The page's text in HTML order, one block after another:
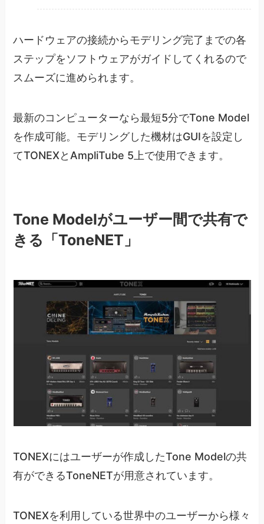
ハードウェアの接続からモデリング完了までの各
ステップをソフトウェアがガイドしてくれるので
スムーズに進められます。
最新のコンピューターなら最短5分でTone Model
を作成可能。モデリングした機材はGUIを設定し
てTONEXとAmpliTube 5上で使用できます。
Tone Modelがユーザー間で共有で
きる「ToneNET」
TONEXにはユーザーが作成したTone Modelの共
有ができるToneNETが用意されています。
TONEXを利用している世界中のユーザーから様々